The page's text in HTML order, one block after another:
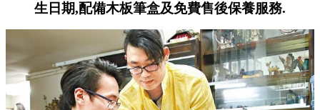
生日期,配備木板筆盒及免費售後保養服務.